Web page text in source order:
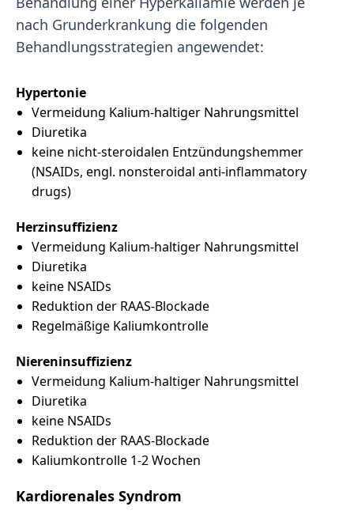
nach Grunderkrankung die folgenden
Behandlungsstrategien angewendet:
Hypertonie
Vermeidung Kalium-haltiger Nahrungsmittel
Diuretika
keine nicht-steroidalen Entzündungshemmer
(NSAIDs, engl. nonsteroidal anti-inflammatory
drugs)
Herzinsuffizienz
Vermeidung Kalium-haltiger Nahrungsmittel
Diuretika
keine NSAIDs
Reduktion der RAAS-Blockade
Regelmäßige Kaliumkontrolle
Niereninsuffizienz
Vermeidung Kalium-haltiger Nahrungsmittel
Diuretika
keine NSAIDs
Reduktion der RAAS-Blockade
Kaliumkontrolle 1-2 Wochen
Kardiorenales Syndrom